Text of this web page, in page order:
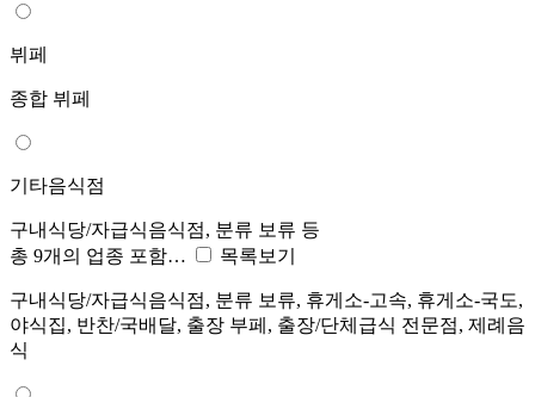
뷔페
종합 뷔페
기타음식점
구내식당/자급식음식점, 분류 보류 등
총 9개의 업종 포함…
목록보기
구내식당/자급식음식점, 분류 보류, 휴게소-고속, 휴게소-국도,
야식집, 반찬/국배달, 출장 부페, 출장/단체급식 전문점, 제례음
식